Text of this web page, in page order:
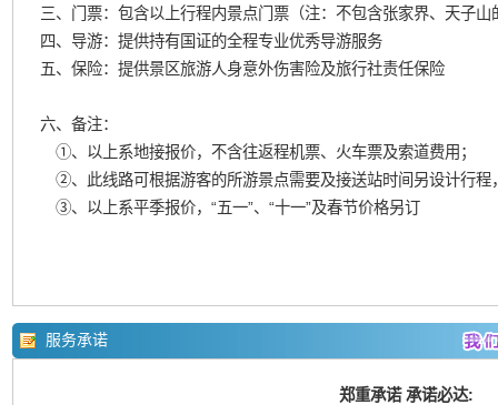
三、门票：包含以上行程内景点门票（注：不包含张家界、天子山
四、导游：提供持有国证的全程专业优秀导游服务
五、保险：提供景区旅游人身意外伤害险及旅行社责任保险
六、备注：
①、以上系地接报价，不含往返程机票、火车票及索道费用；
②、此线路可根据游客的所游景点需要及接送站时间另设计行程
③、以上系平季报价，“五一”、“十一”及春节价格另订
服务承诺
郑重承诺 承诺必达: